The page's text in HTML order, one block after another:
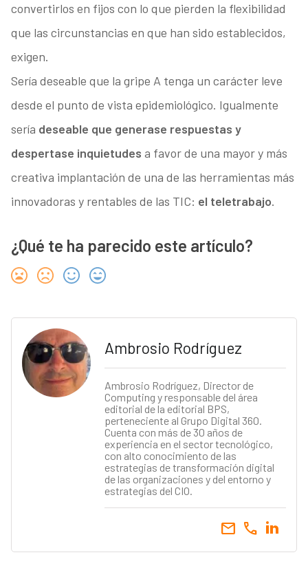
convertirlos en fijos con lo que pierden la flexibilidad
que las circunstancias en que han sido establecidos,
exigen.
Sería deseable que la gripe A tenga un carácter leve
desde el punto de vista epidemiológico. Igualmente
sería deseable que generase respuestas y
despertase inquietudes a favor de una mayor y más
creativa implantación de una de las herramientas más
innovadoras y rentables de las TIC: el teletrabajo.
¿Qué te ha parecido este artículo?
Ambrosio Rodríguez
Ambrosio Rodríguez, Director de
Computing y responsable del área
editorial de la editorial BPS,
perteneciente al Grupo Digital 360.
Cuenta con más de 30 años de
experiencia en el sector tecnológico,
con alto conocimiento de las
estrategias de transformación digital
de las organizaciones y del entorno y
estrategias del CIO.
call
email